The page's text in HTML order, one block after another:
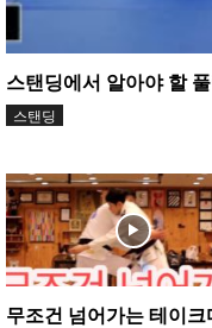
스탠딩에서 알아야 할
스탠딩
무조건 넘어가는 테이크